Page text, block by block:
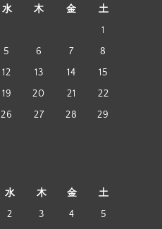
水 木 金
土
1
5 6 7
8
12 13 14
15
19 20 21
22
26 27 28
29
水 木 金
土
2 3 4
5